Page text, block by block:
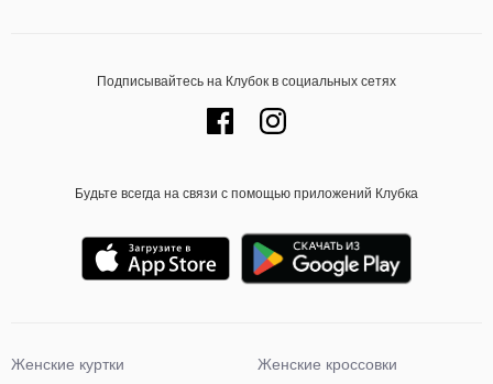
Подписывайтесь на Клубок в социальных сетях
Будьте всегда на связи с помощью приложений Клубка
Женские куртки
Женские кроссовки